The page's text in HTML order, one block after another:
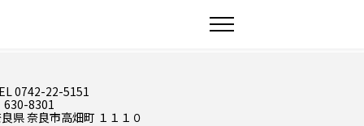
0742-22-5151
630-8301
県 奈良市高畑町 １１１０